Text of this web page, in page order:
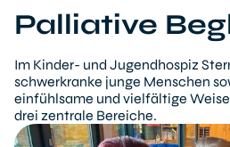
Palliative
Im Kinder- und Jugendhospiz
schwerkranke junge Menschen
einfühlsame und vielfältige
drei zentrale Bereiche.